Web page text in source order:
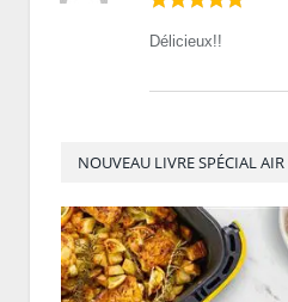
Délicieux!!
NOUVEAU LIVRE SPÉCIAL AIR